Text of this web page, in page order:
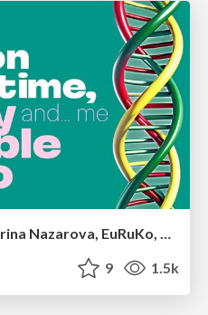
Evolution of real-time – Irina Nazarova, EuRuKo, 2024
9 1.5k